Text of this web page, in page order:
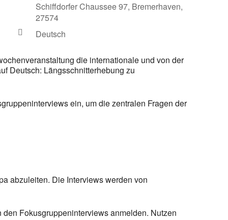
Schiffdorfer Chaussee 97, Bremerhaven,
27574
Deutsch
die internationale und von der
Deutsch: Längsschnitterhebung zu
ein, um die zentralen Fragen der
abzuleiten. Die Interviews werden von
Fokusgruppeninterviews anmelden. Nutzen